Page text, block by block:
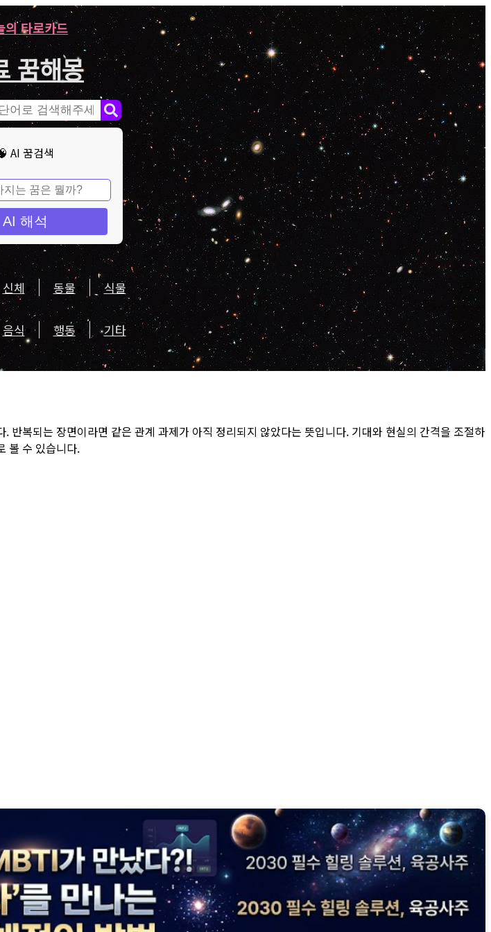
의 타로카드
꿈해몽
AI 꿈검색
AI 해석
신체 동물 식물
음식 행동 기타
복되는 장면이라면 같은 관계 과제가 아직 정리되지 않았다는 뜻입니다. 기대와 현실의 간격을 조절하
볼 수 있습니다.